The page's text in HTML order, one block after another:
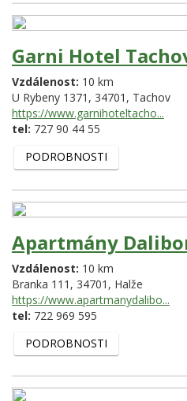
Garni Hotel
Vzdálenost: 10 km
U Rybeny 1371, 34701, Tachov
https://www.garnihoteltacho...
tel: 727 90 44 55
PODROBNOSTI
Apartmány
Vzdálenost: 10 km
Branka 111, 34701, Halže
https://www.apartmanydalibo...
tel: 722 969 595
PODROBNOSTI